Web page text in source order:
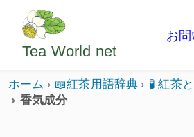
ようこそいらっしゃいました
Tea World net
お
ホーム 📖紅茶用語辞典
🧪 紅茶
香気成分